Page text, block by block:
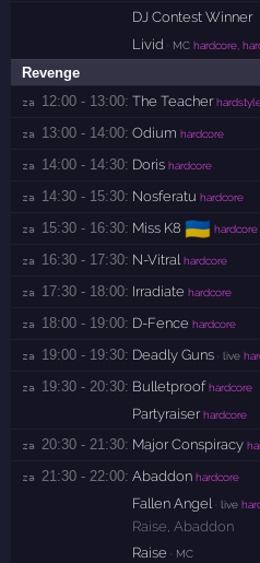
DJ Contest Winner
Livid · MC hardcore,
Revenge
za 12:00 - 13:00: The Teacher
za 13:00 - 14:00: Odium hardcore
za 14:00 - 14:30: Doris hardcore
za 14:30 - 15:30: Nosferatu hardcore
za 15:30 - 16:30: Miss K8 🇺🇦 hardcore
za 16:30 - 17:30: N-Vitral hardcore
za 17:30 - 18:00: Irradiate hardcore
za 18:00 - 19:00: D-Fence hardcore
za 19:00 - 19:30: Deadly Guns · live
za 19:30 - 20:30: Bulletproof hardcore
Partyraiser hardcore
za 20:30 - 21:30: Major Conspiracy
za 21:30 - 22:00: Abaddon hardcore
Fallen Angel · live
Raise,Abaddon
Raise · MC